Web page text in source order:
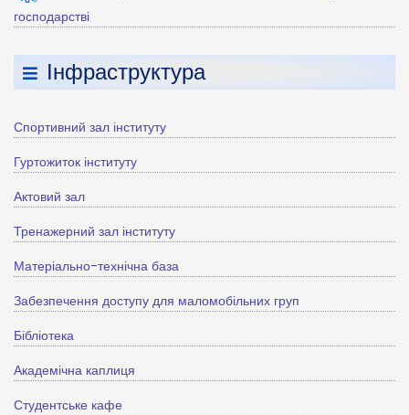
господарстві
Інфраструктура
Спортивний зал інституту
Гуртожиток інституту
Актовий зал
Тренажерний зал інституту
Матеріально-технічна база
Забезпечення доступу для маломобільних груп
Бібліотека
Академічна каплиця
Студентське кафе